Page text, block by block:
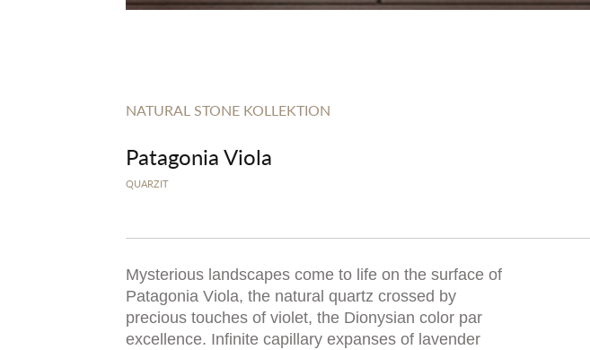
NATURAL STONE KOLLEKTION
Patagonia Viola
QUARZIT
Mysterious landscapes come to life on the surface of
Patagonia Viola, the natural quartz crossed by
precious touches of violet, the Dionysian color par
excellence. Infinite capillary expanses of lavender